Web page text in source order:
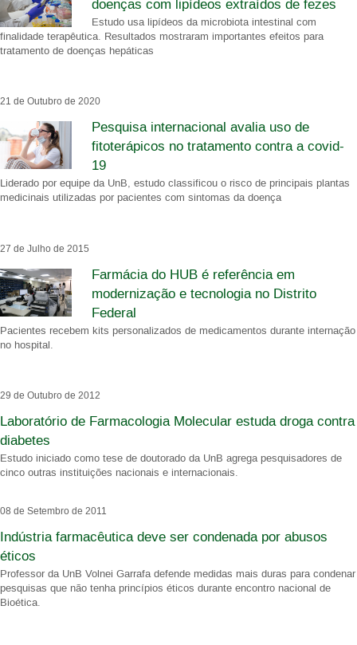
doenças com lipídeos extraídos de fezes
Estudo usa lipídeos da microbiota intestinal com
finalidade terapêutica. Resultados mostraram importantes efeitos para
tratamento de doenças hepáticas
21 de Outubro de 2020
Pesquisa internacional avalia uso de
fitoterápicos no tratamento contra a covid-
19
Liderado por equipe da UnB, estudo classificou o risco de principais plantas
medicinais utilizadas por pacientes com sintomas da doença
27 de Julho de 2015
Farmácia do HUB é referência em
modernização e tecnologia no Distrito
Federal
Pacientes recebem kits personalizados de medicamentos durante internação
no hospital.
29 de Outubro de 2012
Laboratório de Farmacologia Molecular estuda droga contra
diabetes
Estudo iniciado como tese de doutorado da UnB agrega pesquisadores de
cinco outras instituições nacionais e internacionais.
08 de Setembro de 2011
Indústria farmacêutica deve ser condenada por abusos
éticos
Professor da UnB Volnei Garrafa defende medidas mais duras para condenar
pesquisas que não tenha princípios éticos durante encontro nacional de
Bioética.